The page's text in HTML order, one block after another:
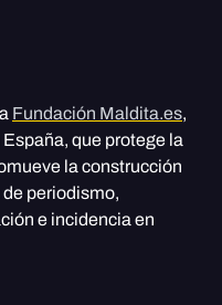
Fundación Maldita.es,
que protege la
la construcción
periodismo,
e incidencia en